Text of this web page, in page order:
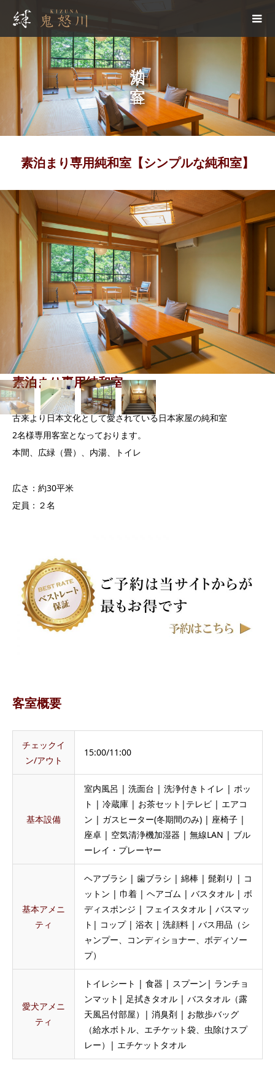
素泊り客室
素泊まり専用純和室【シンプルな純和室】
素泊まり専用純和室
古来より日本文化として愛されている日本家屋の純和室
2名様専用客室となっております。
本間、広緑（畳）、内湯、トイレ
広さ：約30平米
定員：２名
客室概要
チェックイ
ン/アウト
15:00/11:00
基本設備
室内風呂 | 洗面台 | 洗浄付きトイレ | ポッ
ト | 冷蔵庫 | お茶セット|テレビ | エアコ
ン | ガスヒーター(冬期間のみ) | 座椅子 |
座卓 | 空気清浄機加湿器 | 無線LAN | ブル
ーレイ・プレーヤー
基本アメニ
ティ
ヘアブラシ | 歯ブラシ | 綿棒 | 髭剃り | コ
ットン | 巾着 | ヘアゴム | バスタオル | ボ
ディスポンジ | フェイスタオル | バスマッ
ト| コップ | 浴衣 | 洗顔料 | バス用品（シ
ャンプー、コンディショナー、ボディソー
プ）
愛犬アメニ
ティ
トイレシート | 食器 | スプーン| ランチョ
ンマット| 足拭きタオル | バスタオル（露
天風呂付部屋）| 消臭剤 | お散歩バッグ
（給水ボトル、エチケット袋、虫除けスプ
レー）| エチケットタオル